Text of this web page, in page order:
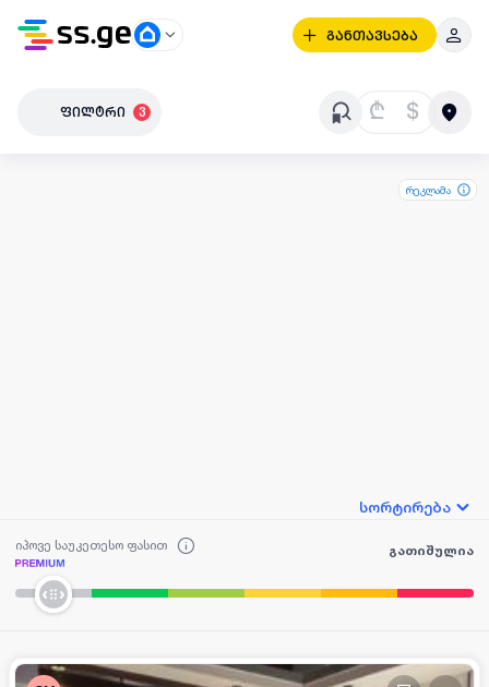
განთავსება
ფილტრი 3 ₾ $
რეკლამა
სორტირება
იპოვე საუკეთესო ფასით გათიშულია